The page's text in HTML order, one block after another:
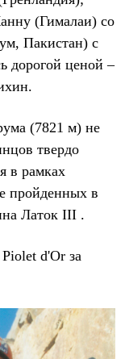
(Гималаи) со
Пакистан) с
дорогой ценой –
(7821 м) не
твердо
в рамках
пройденных в
Латок III .
d'Or за